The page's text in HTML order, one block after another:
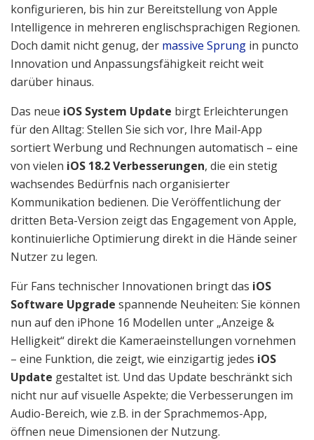
konfigurieren, bis hin zur Bereitstellung von Apple
Intelligence in mehreren englischsprachigen Regionen.
Doch damit nicht genug, der massive Sprung in puncto
Innovation und Anpassungsfähigkeit reicht weit
darüber hinaus.
Das neue iOS System Update birgt Erleichterungen
für den Alltag: Stellen Sie sich vor, Ihre Mail-App
sortiert Werbung und Rechnungen automatisch – eine
von vielen iOS 18.2 Verbesserungen, die ein stetig
wachsendes Bedürfnis nach organisierter
Kommunikation bedienen. Die Veröffentlichung der
dritten Beta-Version zeigt das Engagement von Apple,
kontinuierliche Optimierung direkt in die Hände seiner
Nutzer zu legen.
Für Fans technischer Innovationen bringt das iOS
Software Upgrade spannende Neuheiten: Sie können
nun auf den iPhone 16 Modellen unter „Anzeige &
Helligkeit“ direkt die Kameraeinstellungen vornehmen
– eine Funktion, die zeigt, wie einzigartig jedes iOS
Update gestaltet ist. Und das Update beschränkt sich
nicht nur auf visuelle Aspekte; die Verbesserungen im
Audio-Bereich, wie z.B. in der Sprachmemos-App,
öffnen neue Dimensionen der Nutzung.